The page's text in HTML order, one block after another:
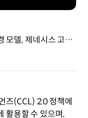
모델, 제네시스 고유
조화로 럭셔리 전동
즈(CCL) 2.0 정책에
활용할 수 있으며,